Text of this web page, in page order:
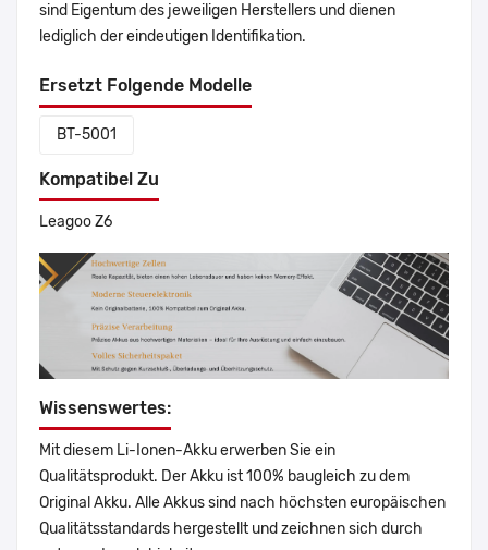
sind Eigentum des jeweiligen Herstellers und dienen
lediglich der eindeutigen Identifikation.
Ersetzt Folgende Modelle
BT-5001
Kompatibel Zu
Leagoo Z6
Wissenswertes:
Mit diesem Li-Ionen-Akku erwerben Sie ein
Qualitätsprodukt. Der Akku ist 100% baugleich zu dem
Original Akku. Alle Akkus sind nach höchsten europäischen
Qualitätsstandards hergestellt und zeichnen sich durch